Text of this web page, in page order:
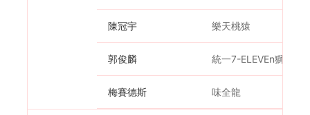
陳冠宇 樂天桃猿
郭俊麟 統一7-ELEVEn獅
梅賽德斯 味全龍